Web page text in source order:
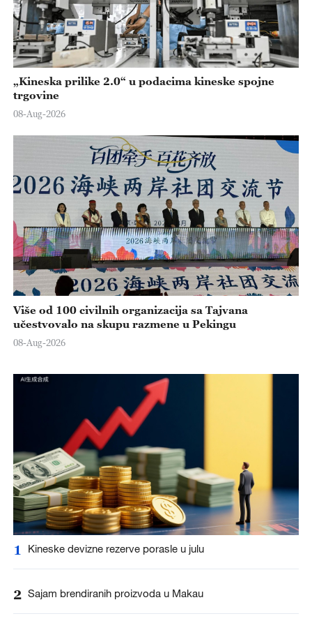
„Kineska prilike 2.0“ u podacima kineske spojne
trgovine
08-Aug-2026
Više od 100 civilnih organizacija sa Tajvana
učestvovalo na skupu razmene u Pekingu
08-Aug-2026
1 Kineske devizne rezerve porasle u julu
2 Sajam brendiranih proizvoda u Makau